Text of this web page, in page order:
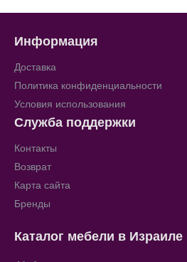
Информация
Доставка
Политика конфиденциальности
Условия использования
Служба поддержки
Контакты
Возврат
Карта сайта
Бренды
Каталог мебели в Израиле